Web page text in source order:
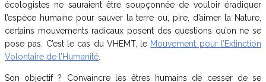
écologistes ne sauraient être soupçonnée de vouloir éradiquer
l’espèce humaine pour sauver la terre ou, pire, d’aimer la Nature,
certains mouvements radicaux posent des questions qu’on ne se
pose pas. C’est le cas du VHEMT, le Mouvement pour l’Extinction
Volontaire de l’Humanité
Son objectif ? Convaincre les êtres humains de cesser de se